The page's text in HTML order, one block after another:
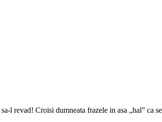
l revad! Croisi dumneata frazele in asa „hal” ca